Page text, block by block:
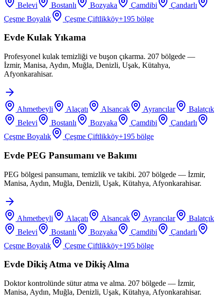
Belevi
Bostanlı Bozyaka Çamdibi
Çandarlı
Çeşme Boyalık
Çeşme Çiftlikköy+195 bölge
Evde Kulak Yıkama
Profesyonel kulak temizliği ve buşon çıkarma. 207 bölgede —
İzmir, Manisa, Aydın, Muğla, Denizli, Uşak, Kütahya,
Afyonkarahisar.
Ahmetbeyli Alaçatı Alsancak Ayrancılar
Balatçık
Belevi
Bostanlı Bozyaka Çamdibi
Çandarlı
Çeşme Boyalık
Çeşme Çiftlikköy+195 bölge
Evde PEG Pansumanı ve Bakımı
PEG bölgesi pansumanı, temizlik ve takibi. 207 bölgede — İzmir,
Manisa, Aydın, Muğla, Denizli, Uşak, Kütahya, Afyonkarahisar.
Ahmetbeyli Alaçatı Alsancak Ayrancılar
Balatçık
Belevi
Bostanlı Bozyaka Çamdibi
Çandarlı
Çeşme Boyalık
Çeşme Çiftlikköy+195 bölge
Evde Dikiş Atma ve Dikiş Alma
Doktor kontrolünde sütur atma ve alma. 207 bölgede — İzmir,
Manisa, Aydın, Muğla, Denizli, Uşak, Kütahya, Afyonkarahisar.